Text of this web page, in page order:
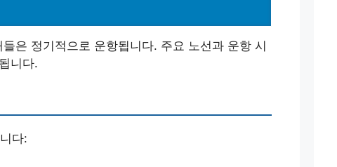
은 정기적으로 운항됩니다. 주요 노선과 운항 시
니다.
다: